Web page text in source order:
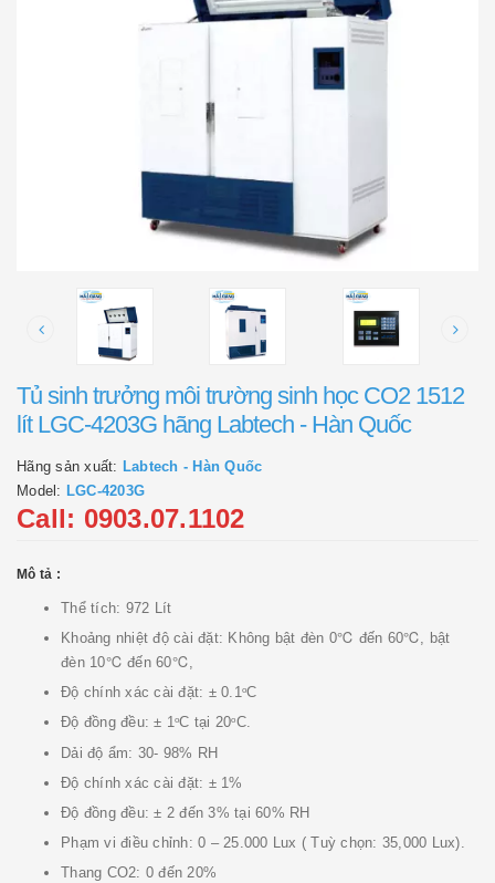
Tủ sinh trưởng môi trường sinh học CO2 1512
lít LGC-4203G hãng Labtech - Hàn Quốc
Hãng sản xuất: Labtech - Hàn Quốc
Model: LGC-4203G
Call: 0903.07.1102
Mô tả :
Thể tích: 972 Lít
Khoảng nhiệt độ cài đặt: Không bật đèn 0℃ đến 60℃, bật
đèn 10℃ đến 60℃,
Độ chính xác cài đặt: ± 0.1oC
Độ đồng đều: ± 1oC tại 20oC.
Dải độ ẩm: 30- 98% RH
Độ chính xác cài đặt: ± 1%
Độ đồng đều: ± 2 đến 3% tại 60% RH
Phạm vi điều chỉnh: 0 – 25.000 Lux ( Tuỳ chọn: 35,000 Lux).
Thang CO2: 0 đến 20%